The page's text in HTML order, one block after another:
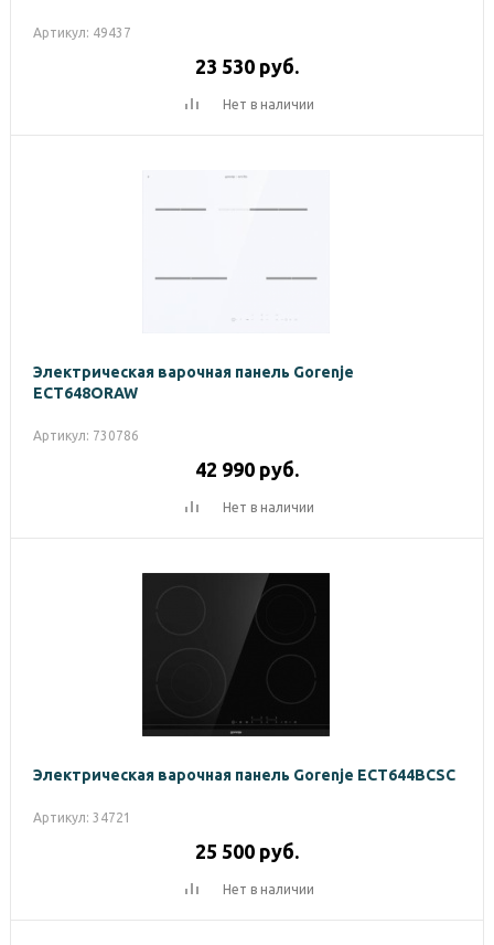
Артикул: 49437
23 530 руб.
Нет в наличии
Электрическая варочная панель Gorenje
ECT648ORAW
Артикул: 730786
42 990 руб.
Нет в наличии
Электрическая варочная панель Gorenje ECT644BCSC
Артикул: 34721
25 500 руб.
Нет в наличии